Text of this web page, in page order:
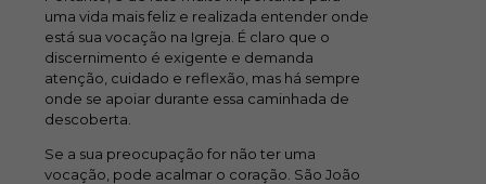
uma vida mais feliz e realizada entender onde
está sua vocação na Igreja. É claro que o
discernimento é exigente e demanda
atenção, cuidado e reflexão, mas há sempre
onde se apoiar durante essa caminhada de
descoberta.
Se a sua preocupação for não ter uma
vocação, pode acalmar o coração. São João